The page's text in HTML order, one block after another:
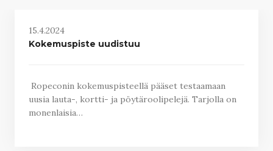
15.4.2024
Kokemuspiste uudistuu
Ropeconin kokemuspisteellä pääset testaamaan
uusia lauta-, kortti- ja pöytäroolipelejä. Tarjolla on
monenlaisia…